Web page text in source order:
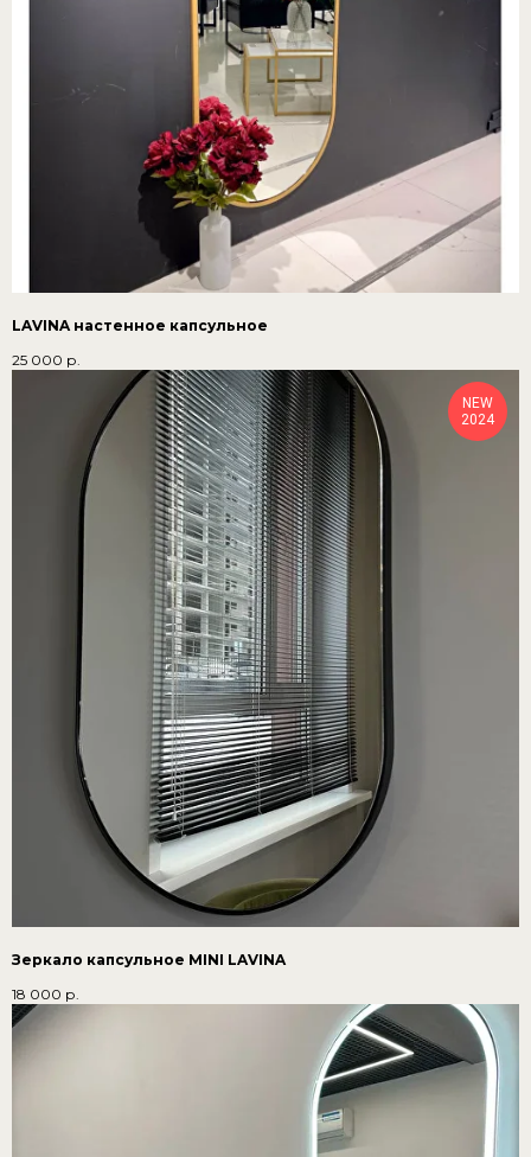
LAVINA настенное капсульное
25 000 р.
NEW
2024
Зеркало капсульное MINI LAVINA
18 000 р.